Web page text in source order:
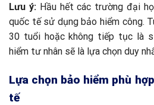
Lưu ý:Hầu hết các trường đại
quốc tế sử dụng bảo hiểm công.
30 tuổi hoặc không tiếp tục là
hiểm tư nhân sẽ là lựa chọn duy
Lựa chọn bảo hiểm phù
tế